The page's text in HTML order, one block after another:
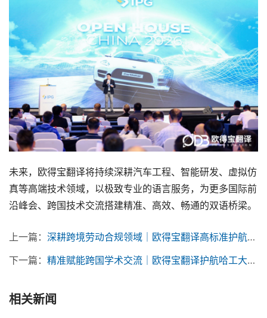
未来，欧得宝翻译将持续深耕汽车工程、智能研发、虚拟仿
真等高端技术领域，以极致专业的语言服务，为更多国际前
沿峰会、跨国技术交流搭建精准、高效、畅通的双语桥梁。
上一篇： 深耕跨境劳动合规领域｜欧得宝翻译高标准护航京沪两大国际专业盛会
下一篇： 精准赋能跨国学术交流｜欧得宝翻译护航哈工大AI可持续发展国际培训班
相关新闻